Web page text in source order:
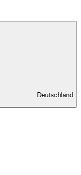
Deutschland